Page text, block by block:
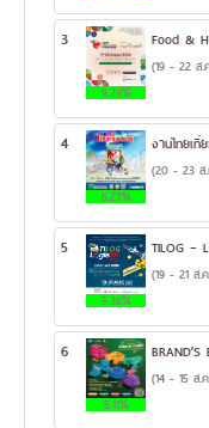
3
9.29%
Food &
(19 - 22 ส.
4
6.27%
งานไทยเ
(20 - 23 ส.
5
5.36%
TILOG –
(19 - 21 ส.
6
5.11%
(14 - 15 ส.